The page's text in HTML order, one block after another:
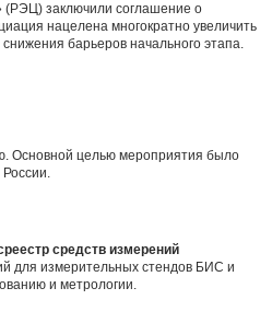
(РЭЦ) заключили соглашение о
нацелена многократно увеличить
барьеров начального этапа.
Основной целью мероприятия было
средств измерений
для измерительных стендов БИС и
и метрологии.